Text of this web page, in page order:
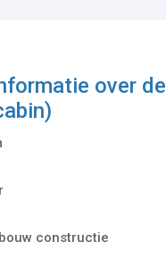
over de
constructie